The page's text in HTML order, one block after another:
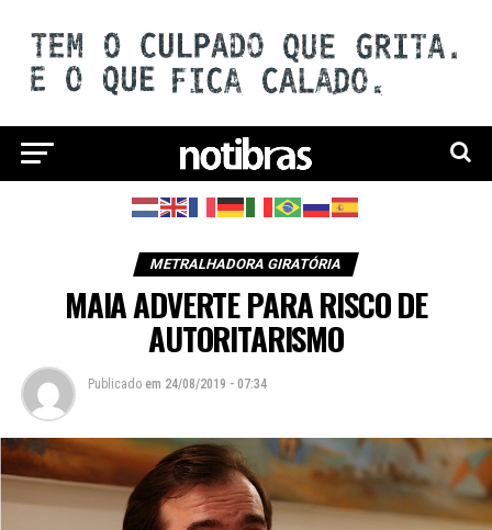
METRALHADORA GIRATÓRIA
MAIA ADVERTE PARA RISCO DE
AUTORITARISMO
Publicado em 24/08/2019 - 07:34